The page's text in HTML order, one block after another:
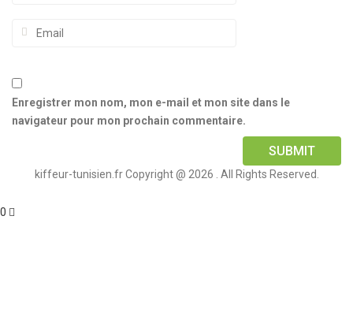
Enregistrer mon nom, mon e-mail et mon site dans le
navigateur pour mon prochain commentaire.
kiffeur-tunisien.fr Copyright @ 2026 . All Rights Reserved.
0